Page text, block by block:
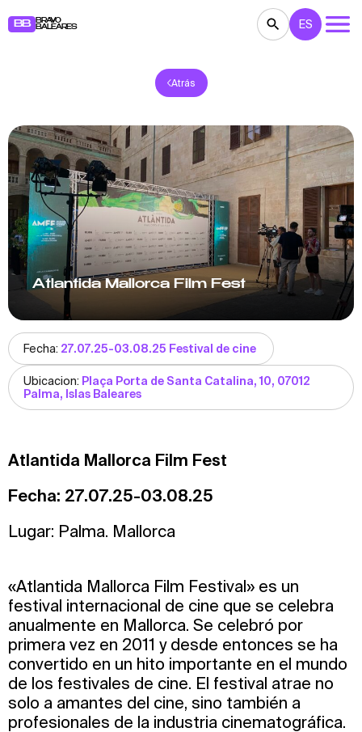
BB
BRAVO
BALEARES
TEATRO
RESTAURANTES MERCADILLOS FIESTAS
PARA NIÑOS BB NOTE
ES
Atrás
Atlantida Mallorca Film Fest
Fecha: 27.07.25-03.08.25 Festival de cine
Ubicacion: Plaça Porta de Santa Catalina, 10, 07012
Palma, Islas Baleares
Atlantida Mallorca Film Fest
Fecha: 27.07.25-03.08.25
Lugar: Palma. Mallorca
«Atlantida Mallorca Film Festival» es un
festival internacional de cine que se celebra
anualmente en Mallorca. Se celebró por
primera vez en 2011 y desde entonces se ha
convertido en un hito importante en el mundo
de los festivales de cine. El festival atrae no
solo a amantes del cine, sino también a
profesionales de la industria cinematográfica.